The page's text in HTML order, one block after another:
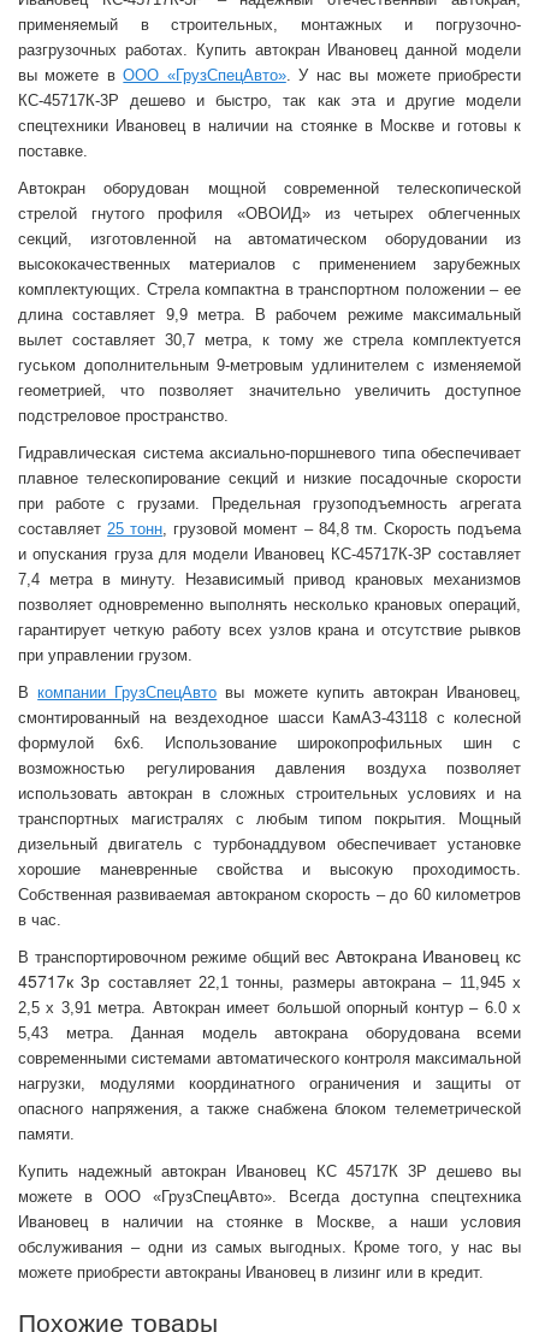
применяемый в строительных, монтажных и погрузочно-
разгрузочных работах. Купить автокран Ивановец данной модели
вы можете вООО «ГрузСпецАвто». У нас вы можете приобрести
КС-45717К-3Р дешево и быстро, так как эта и другие модели
спецтехники Ивановец в наличии на стоянке в Москве и готовы к
поставке.
Автокран оборудован мощной современной телескопической
стрелой гнутого профиля «ОВОИД» из четырех облегченных
секций, изготовленной на автоматическом оборудовании из
высококачественных материалов с применением зарубежных
комплектующих. Стрела компактна в транспортном положении – ее
длина составляет 9,9 метра. В рабочем режиме максимальный
вылет составляет 30,7 метра, к тому же стрела комплектуется
гуськом дополнительным 9-метровым удлинителем с изменяемой
геометрией, что позволяет значительно увеличить доступное
подстреловое пространство.
Гидравлическая система аксиально-поршневого типа обеспечивает
плавное телескопирование секций и низкие посадочные скорости
при работе с грузами. Предельная грузоподъемность агрегата
составляет25 тонн, грузовой момент – 84,8 тм. Скорость подъема
и опускания груза для модели Ивановец КС-45717К-3Р составляет
7,4 метра в минуту. Независимый привод крановых механизмов
позволяет одновременно выполнять несколько крановых операций,
гарантирует четкую работу всех узлов крана и отсутствие рывков
при управлении грузом.
Вкомпании ГрузСпецАвто вы можете купить автокран Ивановец,
смонтированный на вездеходное шасси КамАЗ-43118 с колесной
формулой 6x6. Использование широкопрофильных шин с
возможностью регулирования давления воздуха позволяет
использовать автокран в сложных строительных условиях и на
транспортных магистралях с любым типом покрытия. Мощный
дизельный двигатель с турбонаддувом обеспечивает установке
хорошие маневренные свойства и высокую проходимость.
Собственная развиваемая автокраном скорость – до 60 километров
в час.
В транспортировочном режиме общий вес Автокрана Ивановец кс
45717к 3р составляет 22,1 тонны, размеры автокрана – 11,945 x
2,5x 3,91 метра. Автокран имеет большой опорный контур – 6.0x
5,43 метра. Данная модель автокрана оборудована всеми
современными системами автоматического контроля максимальной
нагрузки, модулями координатного ограничения и защиты от
опасного напряжения, а также снабжена блоком телеметрической
памяти.
Купить надежный автокран Ивановец КС 45717К 3Р дешево вы
можете в ООО «ГрузСпецАвто». Всегда доступна спецтехника
Ивановец в наличии на стоянке в Москве, а наши условия
обслуживания – одни из самых выгодных. Кроме того, у нас вы
можете приобрести автокраны Ивановец в лизинг или в кредит.
Похожие товары